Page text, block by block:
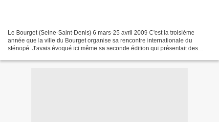
Le Bourget (Seine-Saint-Denis) 6 mars-25 avril 2009 C'est la troisième
année que la ville du Bourget organise sa rencontre internationale du
sténopé. J'avais évoqué ici même sa seconde édition qui présentait des